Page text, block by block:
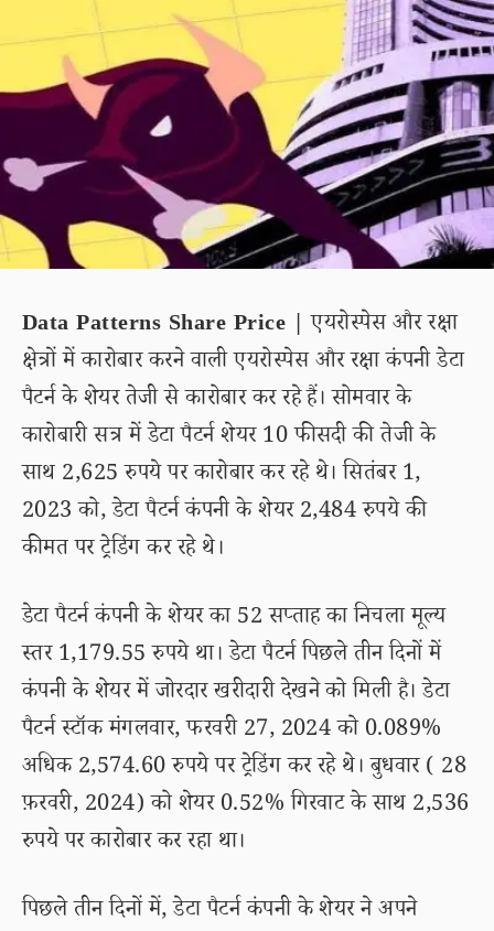
Data Patterns Share Price | एयरोस्पेस और रक्षा
क्षेत्रों में कारोबार करने वाली एयरोस्पेस और रक्षा कंपनी डेटा
पैटर्न के शेयर तेजी से कारोबार कर रहे हैं। सोमवार के
कारोबारी सत्र में डेटा पैटर्न शेयर 10 फीसदी की तेजी के
साथ 2,625 रुपये पर कारोबार कर रहे थे। सितंबर 1,
2023 को, डेटा पैटर्न कंपनी के शेयर 2,484 रुपये की
कीमत पर ट्रेडिंग कर रहे थे।
डेटा पैटर्न कंपनी के शेयर का 52 सप्ताह का निचला मूल्य
स्तर 1,179.55 रुपये था। डेटा पैटर्न पिछले तीन दिनों में
कंपनी के शेयर में जोरदार खरीदारी देखने को मिली है। डेटा
पैटर्न स्टॉक मंगलवार, फरवरी 27, 2024 को 0.089%
अधिक 2,574.60 रुपये पर ट्रेडिंग कर रहे थे। बुधवार ( 28
फ़रवरी, 2024) को शेयर 0.52% गिरवाट के साथ 2,536
रुपये पर कारोबार कर रहा था।
पिछले तीन दिनों में, डेटा पैटर्न कंपनी के शेयर ने अपने